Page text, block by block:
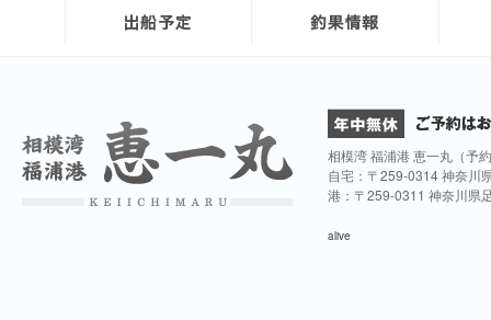
相模湾 福浦港 恵一丸（予
自宅：〒259-0314 神奈川
港：〒259-0311 神奈川県
alive